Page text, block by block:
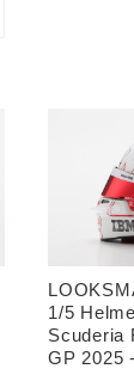
1/5
Scuderia
GP 2025